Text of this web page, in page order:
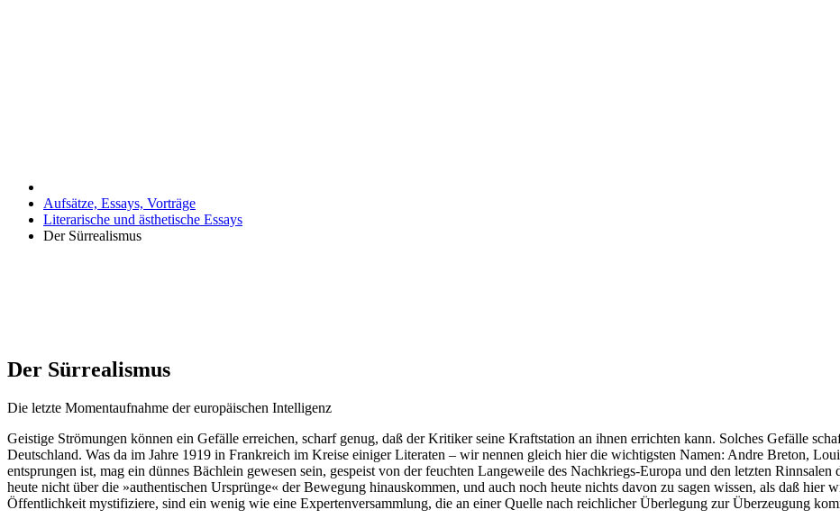
Aufsätze, Essays, Vorträge
Literarische und ästhetische Essays
Der Sürrealismus
Der Sürrealismus
Die letzte Momentaufnahme der europäischen Intelligenz
Geistige Strömungen können ein Gefälle erreichen, scharf genug, daß der Kritiker seine Kraftstation an ihnen errichten kann. Solches Gefälle
Deutschland. Was da im Jahre 1919 in Frankreich im Kreise einiger Literaten – wir nennen gleich hier die wichtigsten Namen: Andre Breton,
entsprungen ist, mag ein dünnes Bächlein gewesen sein, gespeist von der feuchten Langeweile des Nachkriegs-Europa und den letzten
heute nicht über die »authentischen Ursprünge« der Bewegung hinauskommen, und auch noch heute nichts davon zu sagen wissen, als daß
Öffentlichkeit mystifiziere, sind ein wenig wie eine Expertenversammlung, die an einer Quelle nach reichlicher Überlegung zur Überzeugung